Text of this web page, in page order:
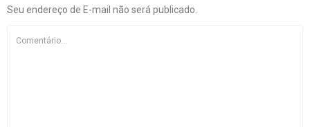
Seu endereço de E-mail não será publicado.